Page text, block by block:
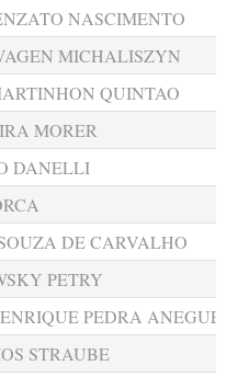
NASCIMENTO
MICHALISZYN
QUINTAO
MORER
DANELLI
DE CARVALHO
PETRY
PEDRA ANEGUES
STRAUBE